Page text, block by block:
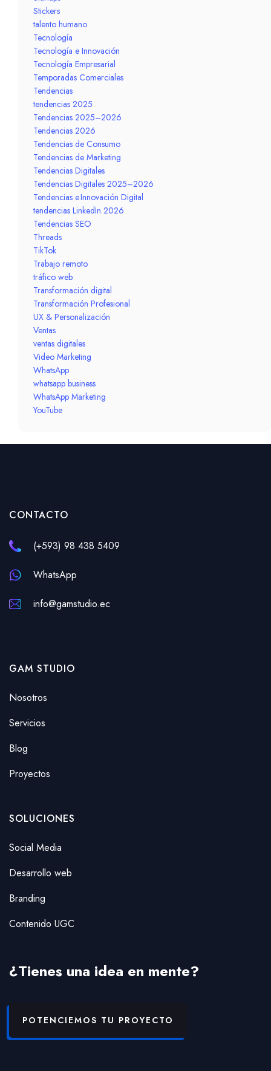
Stickers
talento humano
Tecnología
Tecnología e Innovación
Tecnología Empresarial
Temporadas Comerciales
Tendencias
tendencias 2025
Tendencias 2025–2026
Tendencias 2026
Tendencias de Consumo
Tendencias de Marketing
Tendencias Digitales
Tendencias Digitales 2025–2026
Tendencias e Innovación Digital
tendencias LinkedIn 2026
Tendencias SEO
Threads
TikTok
Trabajo remoto
tráfico web
Transformación digital
Transformación Profesional
UX & Personalización
Ventas
ventas digitales
Video Marketing
WhatsApp
whatsapp business
WhatsApp Marketing
YouTube
CONTACTO
(+593) 98 438 5409
WhatsApp
info@gamstudio.ec
GAM STUDIO
Nosotros
Servicios
Blog
Proyectos
SOLUCIONES
Social Media
Desarrollo web
Branding
Contenido UGC
¿Tienes una idea en mente?
POTENCIEMOS TU PROYECTO